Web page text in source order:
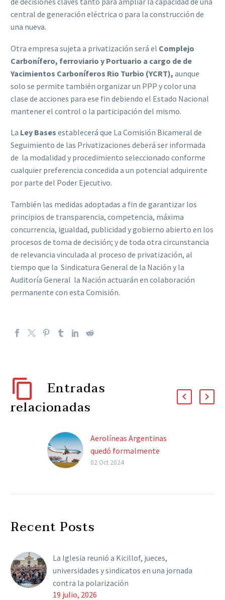
central de generación eléctrica o para la construcción de
una nueva.
Otra empresa sujeta a privatización será el Complejo
Carbonífero, ferroviario y Portuario a cargo de de
Yacimientos Carboníferos Rio Turbio (YCRT), aunque
solo se permite también organizar un PPP y color una
clase de acciones para ese fin debiendo el Estado Nacional
mantener el control o la participación del mismo.
La Ley Bases establecerá que La Comisión Bicameral de
Seguimiento de las Privatizaciones deberá ser informada
de la modalidad y procedimiento seleccionado conforme
cualquier preferencia concedida a un potencial adquirente
por parte del Poder Ejecutivo.
También las medidas adoptadas a fin de garantizar los
principios de transparencia, competencia, máxima
concurrencia, igualdad, publicidad y gobierno abierto en los
procesos de toma de decisión; y de toda otra circunstancia
de relevancia vinculada al proceso de privatización, al
tiempo que la Sindicatura General de la Nación y la
Auditoría General la Nación actuarán en colaboración
permanente con esta Comisión.
Entradas
relacionadas
Aerolíneas Argentinas
quedó formalmente
sujeta a privatización
privado. El
Aerolíneas…
02 Oct 2024
Recent Posts
La Iglesia reunió a Kicillof, jueces,
universidades y sindicatos en una jornada
contra la polarización
19 julio, 2026